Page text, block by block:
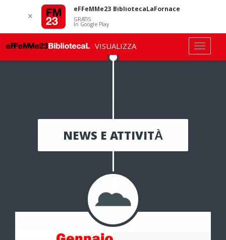
NEWS E ATTIVITÀ
✕
eFFeMMe23 BibliotecaLaFornace
GRATIS
In Google Play
VISUALIZZA